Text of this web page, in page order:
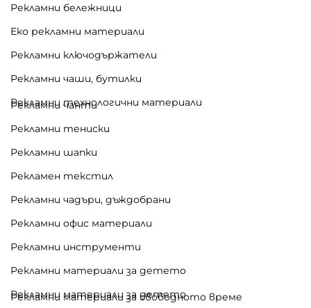
Рекламни бележници
Еко рекламни материали
Рекламни ключодържатели
Рекламни чаши, бутилки
Рекламни технологични материали
Рекламни чанти
Рекламни тениски
Рекламни шапки
Рекламен текстил
Рекламни чадъри, дъждобрани
Рекламни офис материали
Рекламни инструменти
Рекламни материали за детето
Рекламни материали за детето
Рекламни материали за свободното време